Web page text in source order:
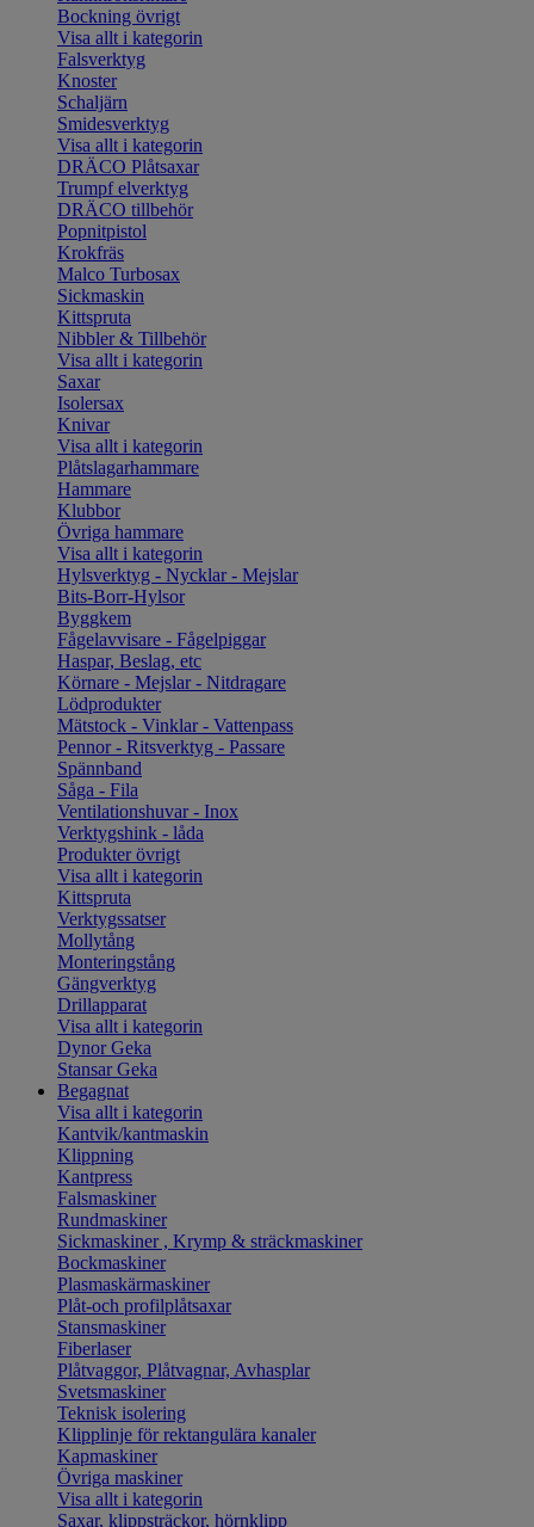
Bockning övrigt
Visa allt i kategorin
Falsverktyg
Knoster
Schaljärn
Smidesverktyg
Visa allt i kategorin
DRÄCO Plåtsaxar
Trumpf elverktyg
DRÄCO tillbehör
Popnitpistol
Krokfräs
Malco Turbosax
Sickmaskin
Kittspruta
Nibbler & Tillbehör
Visa allt i kategorin
Saxar
Isolersax
Knivar
Visa allt i kategorin
Plåtslagarhammare
Hammare
Klubbor
Övriga hammare
Visa allt i kategorin
Hylsverktyg - Nycklar - Mejslar
Bits-Borr-Hylsor
Byggkem
Fågelavvisare - Fågelpiggar
Haspar, Beslag, etc
Körnare - Mejslar - Nitdragare
Lödprodukter
Mätstock - Vinklar - Vattenpass
Pennor - Ritsverktyg - Passare
Spännband
Såga - Fila
Ventilationshuvar - Inox
Verktygshink - låda
Produkter övrigt
Visa allt i kategorin
Kittspruta
Verktygssatser
Mollytång
Monteringstång
Gängverktyg
Drillapparat
Visa allt i kategorin
Dynor Geka
Stansar Geka
Begagnat
Visa allt i kategorin
Kantvik/kantmaskin
Klippning
Kantpress
Falsmaskiner
Rundmaskiner
Sickmaskiner , Krymp & sträckmaskiner
Bockmaskiner
Plasmaskärmaskiner
Plåt-och profilplåtsaxar
Stansmaskiner
Fiberlaser
Plåtvaggor, Plåtvagnar, Avhasplar
Svetsmaskiner
Teknisk isolering
Klipplinje för rektangulära kanaler
Kapmaskiner
Övriga maskiner
Visa allt i kategorin
Saxar, klippsträckor, hörnklipp